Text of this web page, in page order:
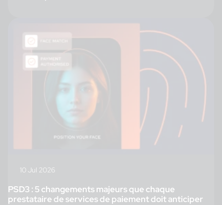
10 Jul 2026
PSD3 : 5 changements majeurs que chaque
prestataire de services de paiement doit anticiper